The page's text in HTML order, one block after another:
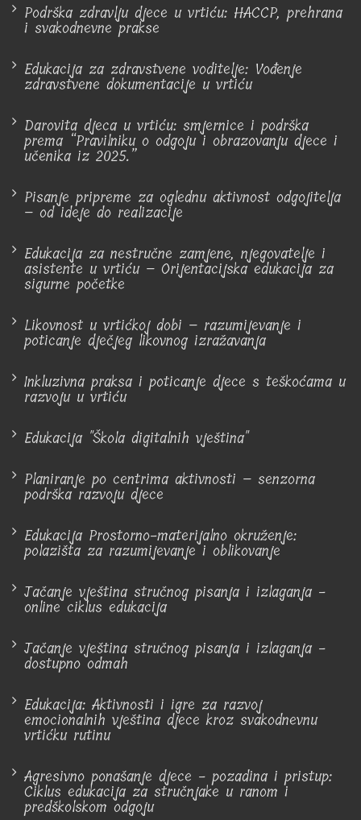
Podrška zdravlju djece u vrtiću: HACCP, prehrana
i svakodnevne prakse
Edukacija za zdravstvene voditelje: Vođenje
zdravstvene dokumentacije u vrtiću
Darovita djeca u vrtiću: smjernice i podrška
prema “Pravilniku o odgoju i obrazovanju djece i
učenika iz 2025.”
Pisanje pripreme za oglednu aktivnost odgojitelja
– od ideje do realizacije
Edukacija za nestručne zamjene, njegovatelje i
asistente u vrtiću – Orijentacijska edukacija za
sigurne početke
Likovnost u vrtićkoj dobi – razumijevanje i
poticanje dječjeg likovnog izražavanja
Inkluzivna praksa i poticanje djece s teškoćama u
razvoju u vrtiću
Edukacija "Škola digitalnih vještina"
Planiranje po centrima aktivnosti – senzorna
podrška razvoju djece
Edukacija Prostorno-materijalno okruženje:
polazišta za razumijevanje i oblikovanje
Jačanje vještina stručnog pisanja i izlaganja -
online ciklus edukacija
Jačanje vještina stručnog pisanja i izlaganja -
dostupno odmah
Edukacija: Aktivnosti i igre za razvoj
emocionalnih vještina djece kroz svakodnevnu
vrtićku rutinu
Agresivno ponašanje djece - pozadina i pristup:
Ciklus edukacija za stručnjake u ranom i
predškolskom odgoju